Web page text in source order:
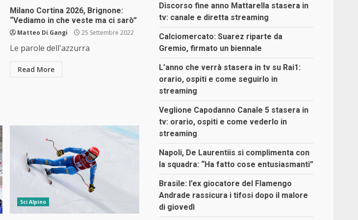
Milano Cortina 2026, Brignone:
“Vediamo in che veste ma ci sarò”
Matteo Di Gangi 25 Settembre 2022
Le parole dell'azzurra
Read More
Sci Alpino
Discorso fine anno Mattarella stasera in
tv: canale e diretta streaming
Calciomercato: Suarez riparte da
Gremio, firmato un biennale
L’anno che verrà stasera in tv su Rai1:
orario, ospiti e come seguirlo in
streaming
Veglione Capodanno Canale 5 stasera in
tv: orario, ospiti e come vederlo in
streaming
Napoli, De Laurentiis si complimenta con
la squadra: “Ha fatto cose entusiasmanti”
Brasile: l’ex giocatore del Flamengo
Andrade rassicura i tifosi dopo il malore
di giovedì